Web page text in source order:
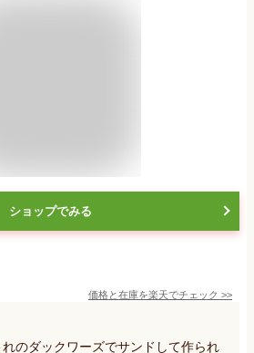
ショップでみる
価格と在庫を楽天でチェック >>
のダックワーズでサンドして作られ